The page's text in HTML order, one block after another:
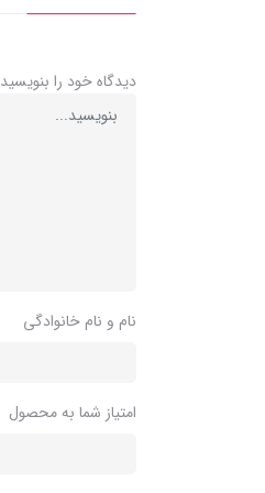
دیدگاه خود را بنویسید
نام و نام خانوادگی
امتیاز شما به محصول